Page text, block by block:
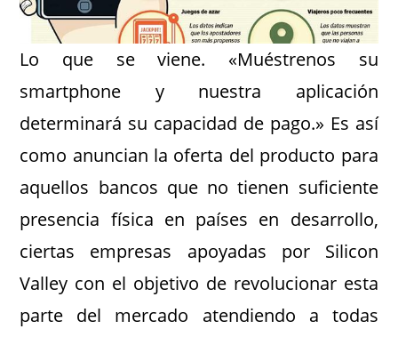
Lo que se viene. «Muéstrenos su
smartphone y nuestra aplicación
determinará su capacidad de pago.» Es así
como anuncian la oferta del producto para
aquellos bancos que no tienen suficiente
presencia física en países en desarrollo,
ciertas empresas apoyadas por Silicon
Valley con el objetivo de revolucionar esta
parte del mercado atendiendo a todas